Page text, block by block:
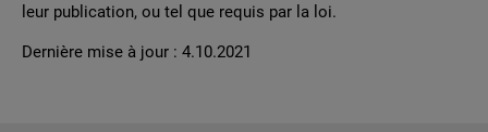
leur publication, ou tel que requis par la loi.
Dernière mise à jour : 4.10.2021